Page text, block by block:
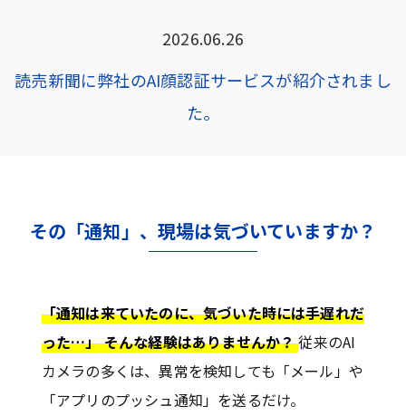
2026.06.26
読売新聞に弊社のAI顔認証サービスが紹介されまし
た。
その「通知」、現場は気づいていますか？
「通知は来ていたのに、気づいた時には手遅れだ
った…」 そんな経験はありませんか？従来のAI
カメラの多くは、異常を検知しても「メール」や
「アプリのプッシュ通知」を送るだけ。